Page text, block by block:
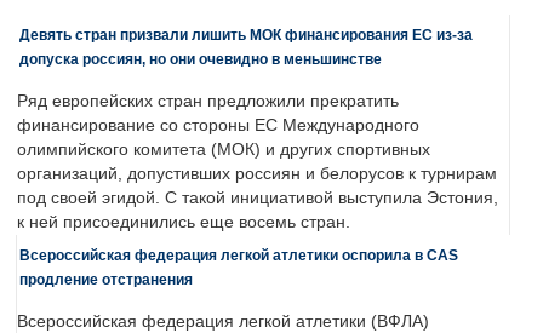
Девять стран призвали лишить МОК финансирования ЕС из-за
допуска россиян, но они очевидно в меньшинстве
Ряд европейских стран предложили прекратить
финансирование со стороны ЕС Международного
олимпийского комитета (МОК) и других спортивных
организаций, допустивших россиян и белорусов к турнирам
под своей эгидой. С такой инициативой выступила Эстония,
к ней присоединились еще восемь стран.
Всероссийская федерация легкой атлетики оспорила в CAS
продление отстранения
Всероссийская федерация легкой атлетики (ВФЛА)